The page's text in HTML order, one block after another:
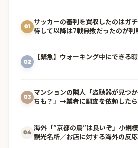
01
サッカーの審判を買収したのはガ
待して以降は7戦無敗だったのが判
02
【緊急】ウォーキング中にできる
03
マンションの隣人「盗聴器が見つ
ちも？」→業者に調査を依頼した
04
海外「”京都の鳥”は良いぞ」小規
観光名所／お店に対する海外の反応